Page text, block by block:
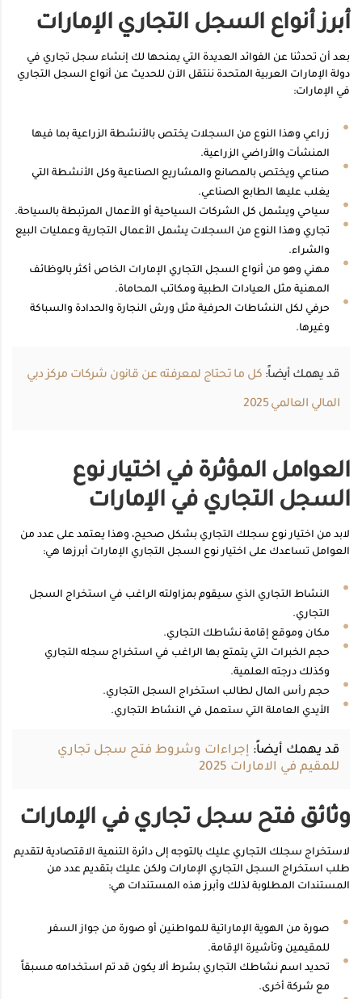
أبرز أنواع السجل التجاري الإمارات
بعد أن تحدثنا عن الفوائد العديدة التي يمنحها لك إنشاء سجل تجاري في
دولة الإمارات العربية المتحدة ننتقل الآن للحديث عن أنواع السجل التجاري
في الإمارات:
زراعي وهذا النوع من السجلات يختص بالأنشطة الزراعية بما فيها
المنشأت والأراضي الزراعية.
صناعي ويختص بالمصانع والمشاريع الصناعية وكل الأنشطة التي
يغلب عليها الطابع الصناعي.
سياحي ويشمل كل الشركات السياحية أو الأعمال المرتبطة بالسياحة.
تجاري وهذا النوع من السجلات يشمل الأعمال التجارية وعمليات البيع
والشراء.
مهني وهو من أنواع السجل التجاري الإمارات الخاص أكثر بالوظائف
المهنية مثل العيادات الطبية ومكاتب المحاماة.
حرفي لكل النشاطات الحرفية مثل ورش النجارة والحدادة والسباكة
وغيرها.
قد يهمك أيضاً: كل ما تحتاج لمعرفته عن قانون شركات مركز دبي
المالي العالمي 2025
العوامل المؤثرة في اختيار نوع
السجل التجاري في الإمارات
لابد من اختيار نوع سجلك التجاري بشكل صحيح، وهذا يعتمد على عدد من
العوامل تساعدك على اختيار نوع السجل التجاري الإمارات أبرزها هي:
النشاط التجاري الذي سيقوم بمزاولته الراغب في استخراج السجل
التجاري.
مكان وموقع إقامة نشاطك التجاري.
حجم الخبرات التي يتمتع بها الراغب في استخراج سجله التجاري
وكذلك درجته العلمية.
حجم رأس المال لطالب استخراج السجل التجاري.
الأيدي العاملة التي ستعمل في النشاط التجاري.
قد يهمك أيضاً: إجراءات وشروط فتح سجل تجاري
للمقيم في الامارات 2025
وثائق فتح سجل تجاري في الإمارات
لاستخراج سجلك التجاري عليك بالتوجه إلى دائرة التنمية الاقتصادية لتقديم
طلب استخراج السجل التجاري الإمارات ولكن عليك بتقديم عدد من
المستندات المطلوبة لذلك وأبرز هذه المستندات هي:
صورة من الهوية الإماراتية للمواطنين أو صورة من جواز السفر
للمقيمين وتأشيرة الإقامة.
تحديد اسم نشاطك التجاري بشرط ألا يكون قد تم استخدامه مسبقاً
مع شركة أخرى.